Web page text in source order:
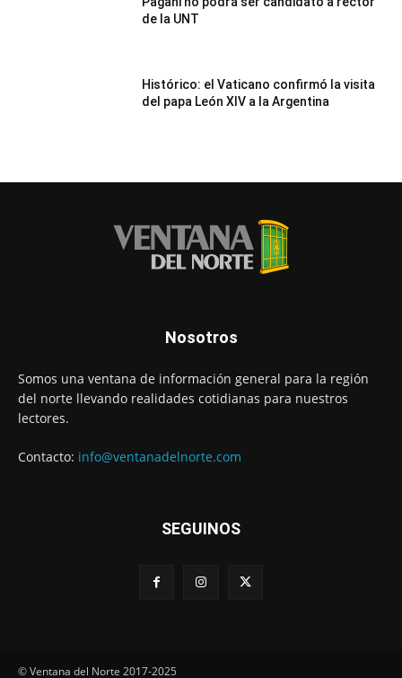
de la UNT
Histórico: el Vaticano confirmó la visita
del papa León XIV a la Argentina
Nosotros
Somos una ventana de información general para la región
del norte llevando realidades cotidianas para nuestros
lectores.
Contacto: info@ventanadelnorte.com
SEGUINOS
© Ventana del Norte 2017-2025